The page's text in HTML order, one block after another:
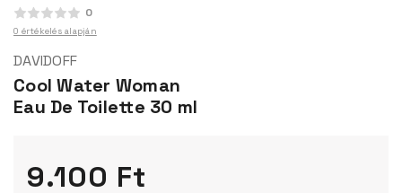
0
0 értékelés alapján
DAVIDOFF
Cool Water Woman
Eau De Toilette 30 ml
9.100 Ft